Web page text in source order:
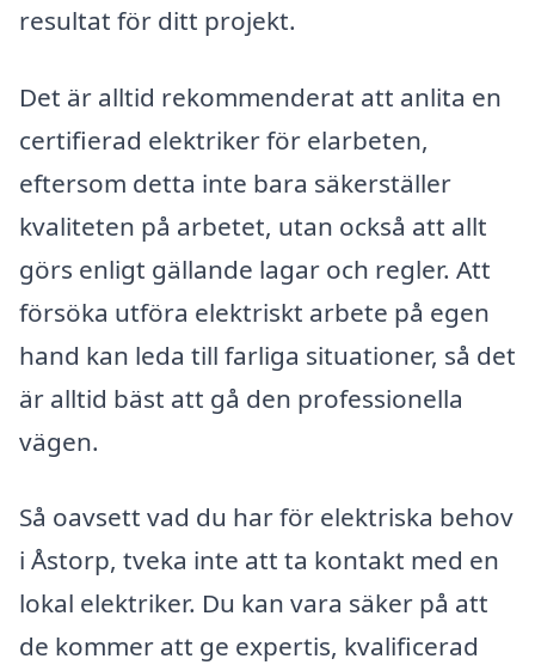
resultat för ditt projekt.
Det är alltid rekommenderat att anlita en
certifierad elektriker för elarbeten,
eftersom detta inte bara säkerställer
kvaliteten på arbetet, utan också att allt
görs enligt gällande lagar och regler. Att
försöka utföra elektriskt arbete på egen
hand kan leda till farliga situationer, så det
är alltid bäst att gå den professionella
vägen.
Så oavsett vad du har för elektriska behov
i Åstorp, tveka inte att ta kontakt med en
lokal elektriker. Du kan vara säker på att
de kommer att ge expertis, kvalificerad